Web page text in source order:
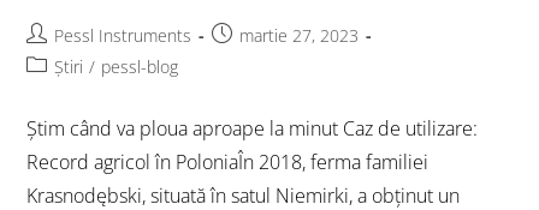
Pessl Instruments
martie 27, 2023
Știri / pessl-blog
Știm când va ploua aproape la minut Caz de utilizare:
Record agricol în PoloniaÎn 2018, ferma familiei
Krasnodębski, situată în satul Niemirki, a obținut un